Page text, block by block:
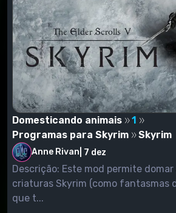
Domesticando animais
1
Programas para Skyrim
Skyrim
Anne Rivan 7 dez
Descrição: Este mod permite
criaturas Skyrim (como fantasmas
que t...